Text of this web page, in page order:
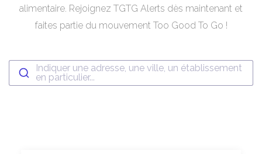
alimentaire. Rejoignez TGTG Alerts dès maintenant et
faites partie du mouvement Too Good To Go !
Indiquer une adresse, une ville, un établissement
en particulier...